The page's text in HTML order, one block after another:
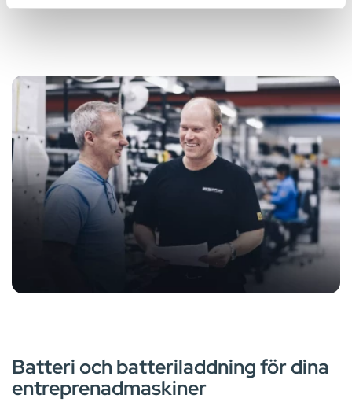
Batteri och batteriladdning för dina
entreprenadmaskiner